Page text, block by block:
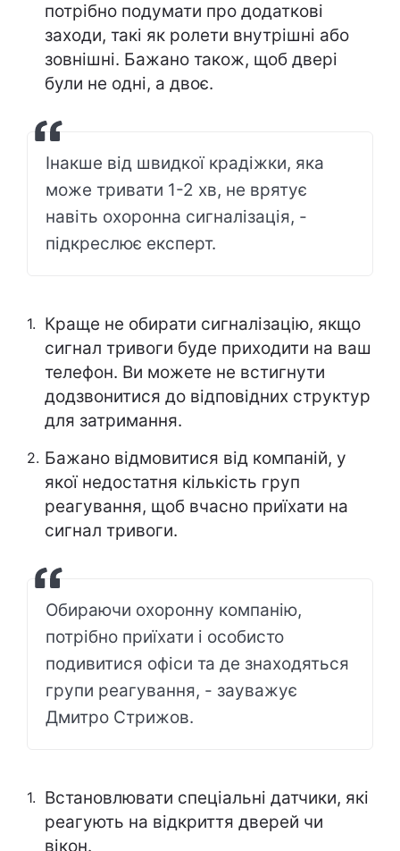
потрібно подумати про додаткові
заходи, такі як ролети внутрішні або
зовнішні. Бажано також, щоб двері
були не одні, а двоє.
Інакше від швидкої крадіжки, яка
може тривати 1-2 хв, не врятує
навіть охоронна сигналізація, -
підкреслює експерт.
Краще не обирати сигналізацію, якщо
сигнал тривоги буде приходити на ваш
телефон. Ви можете не встигнути
додзвонитися до відповідних структур
для затримання.
Бажано відмовитися від компаній, у
якої недостатня кількість груп
реагування, щоб вчасно приїхати на
сигнал тривоги.
Обираючи охоронну компанію,
потрібно приїхати і особисто
подивитися офіси та де знаходяться
групи реагування, - зауважує
Дмитро Стрижов.
Встановлювати спеціальні датчики, які
реагують на відкриття дверей чи
вікон.